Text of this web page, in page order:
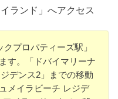
ランド」へアクセス
プロパティーズ駅」
す。「ドバイマリーナ
デンス2」までの移動
メイラビーチ レジデ